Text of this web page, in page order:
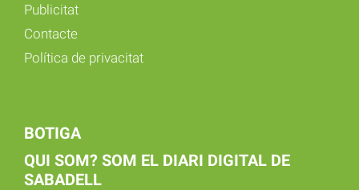
Publicitat
Contacte
Política de privacitat
BOTIGA
QUI SOM? SOM EL DIARI DIGITAL DE
SABADELL